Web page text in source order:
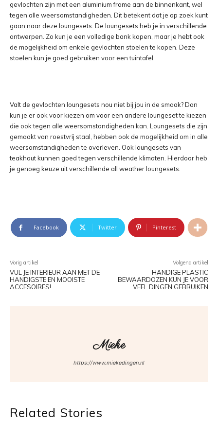
gevlochten zijn met een aluminium frame aan de binnenkant, wel
tegen alle weersomstandigheden. Dit betekent dat je op zoek kunt
gaan naar deze loungesets. De loungesets heb je in verschillende
ontwerpen. Zo kun je een volledige bank kopen, maar je hebt ook
de mogelijkheid om enkele gevlochten stoelen te kopen. Deze
stoelen kun je goed gebruiken voor een tuintafel.
Valt de gevlochten loungesets nou niet bij jou in de smaak? Dan
kun je er ook voor kiezen om voor een andere loungeset te kiezen
die ook tegen alle weersomstandigheden kan. Loungesets die zijn
gemaakt van roestvrij staal, hebben ook de mogelijkheid om in alle
weersomstandigheden te overleven. Ook loungesets van
teakhout kunnen goed tegen verschillende klimaten. Hierdoor heb
je genoeg keuze uit verschillende all weather loungesets.
Facebook Twitter Pinterest
Vorig artikel
VUL JE INTERIEUR AAN MET DE
HANDIGSTE EN MOOISTE
ACCESOIRES!
Volgend artikel
HANDIGE PLASTIC
BEWAARDOZEN KUN JE VOOR
VEEL DINGEN GEBRUIKEN
Mieke
https://www.miekedingen.nl
Related Stories